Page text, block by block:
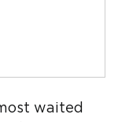
waited